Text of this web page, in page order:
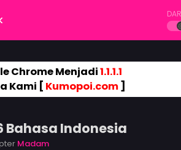
Chrome Menjadi1.1.1.1
Kami [ Kumopoi.com]
Bahasa Indonesia
Madam